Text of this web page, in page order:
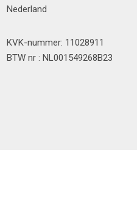
Nederland
KVK-nummer: 11028911
BTW nr : NL001549268B23